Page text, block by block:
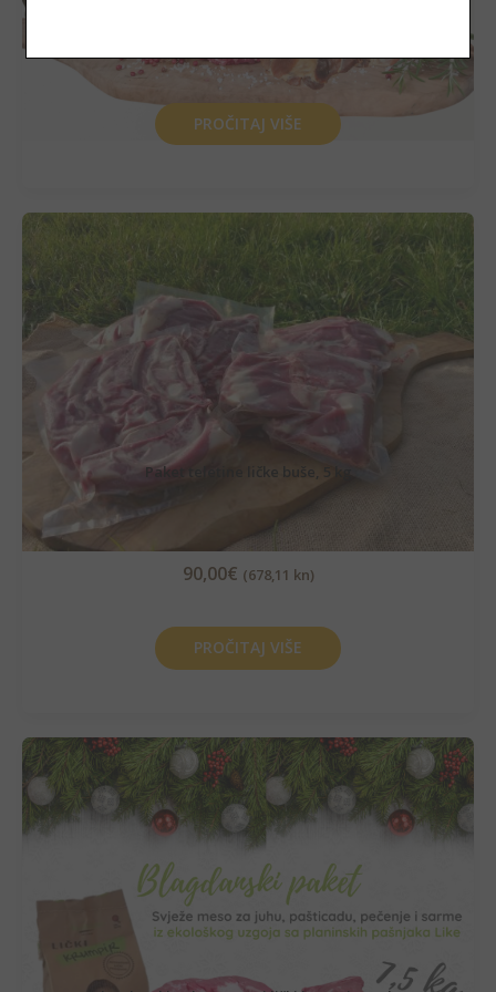
PROČITAJ VIŠE
Paket teletine ličke buše, 5 kg
90,00€ (678,11 kn)
PROČITAJ VIŠE